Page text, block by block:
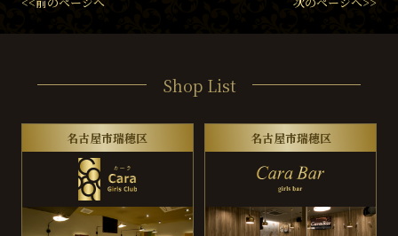
Shop List
名古屋市瑞穂区 名古屋市瑞穂区